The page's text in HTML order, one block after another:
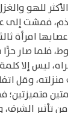
للهو
فمشت
امرأة
صار
ليس إلا
منزلته،
تأثير